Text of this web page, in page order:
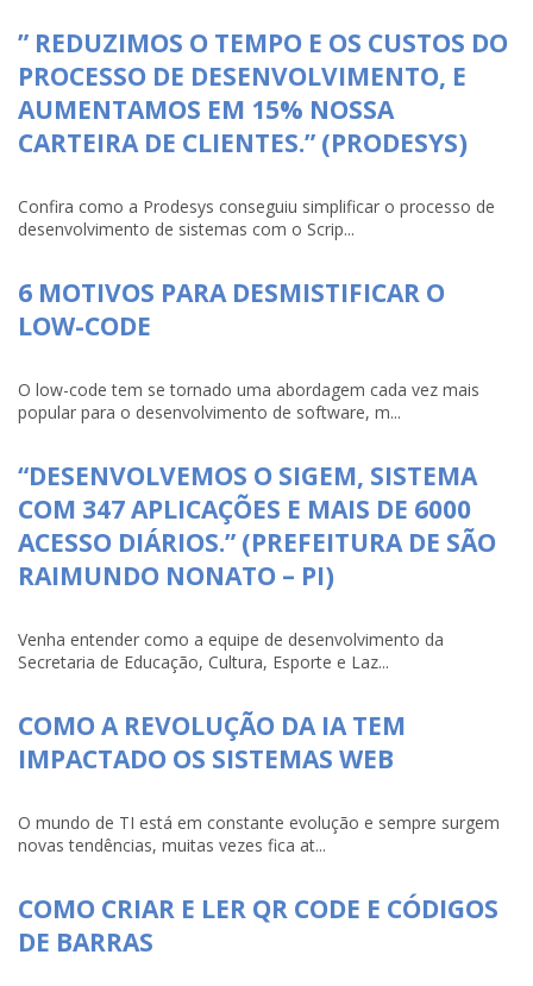
” REDUZIMOS O TEMPO E OS CUSTOS DO
PROCESSO DE DESENVOLVIMENTO, E
AUMENTAMOS EM 15% NOSSA
CARTEIRA DE CLIENTES.” (PRODESYS)
Confira como a Prodesys conseguiu simplificar o processo de
desenvolvimento de sistemas com o Scrip...
6 MOTIVOS PARA DESMISTIFICAR O
LOW-CODE
O low-code tem se tornado uma abordagem cada vez mais
popular para o desenvolvimento de software, m...
“DESENVOLVEMOS O SIGEM, SISTEMA
COM 347 APLICAÇÕES E MAIS DE 6000
ACESSO DIÁRIOS.” (PREFEITURA DE SÃO
RAIMUNDO NONATO – PI)
Venha entender como a equipe de desenvolvimento da
Secretaria de Educação, Cultura, Esporte e Laz...
COMO A REVOLUÇÃO DA IA TEM
IMPACTADO OS SISTEMAS WEB
O mundo de TI está em constante evolução e sempre surgem
novas tendências, muitas vezes fica at...
COMO CRIAR E LER QR CODE E CÓDIGOS
DE BARRAS